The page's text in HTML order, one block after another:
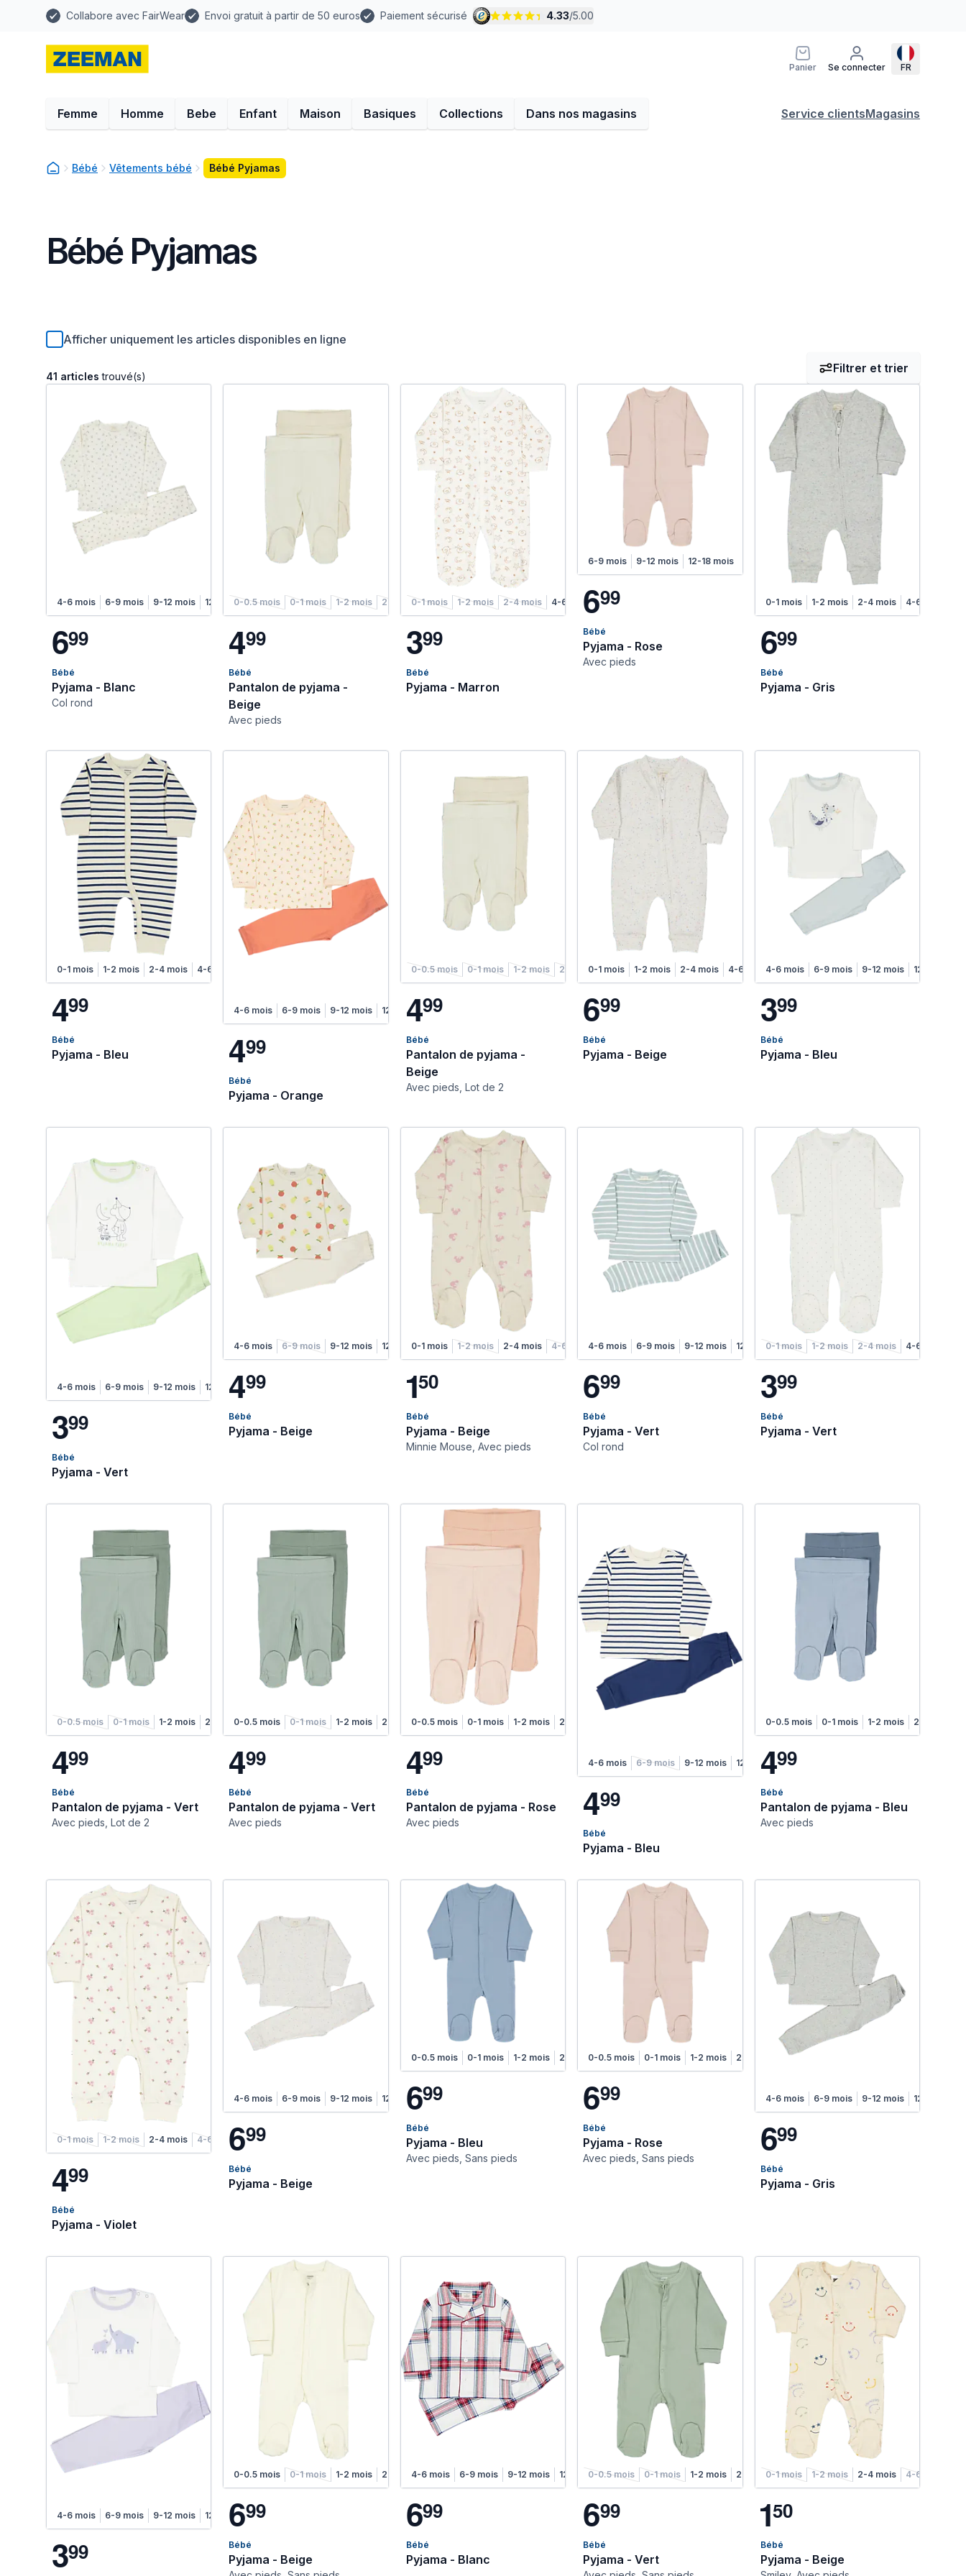
Collabore avec FairWear Envoi gratuit à partir de 50 euros Paiement sécurisé 4.33/5.00
Panier Se connecter FR
Femme Homme Bebe Enfant Maison Basiques Collections Dans nos magasins Service clientsMagasins
Bébé Vêtements bébé Bébé Pyjamas
Bébé Pyjamas
Afficher uniquement les articles disponibles en ligne
41 articles trouvé(s)
Filtrer et trier
4-6 mois 6-9 mois 9-12 mois 12-18 mois
699
Bébé
Pyjama - Blanc
Col rond
0-0.5 mois 0-1 mois 1-2 mois 2-4 mois 4-6 mois
499
Bébé
Pantalon de pyjama -
Beige
Avec pieds
0-1 mois 1-2 mois 2-4 mois 4-6 mois
399
Bébé
Pyjama - Marron
6-9 mois 9-12 mois 12-18 mois
699
Bébé
Pyjama - Rose
Avec pieds
0-1 mois 1-2 mois 2-4 mois 4-6 mois
699
Bébé
Pyjama - Gris
0-1 mois 1-2 mois 2-4 mois 4-6 mois
499
Bébé
Pyjama - Bleu
4-6 mois 6-9 mois 9-12 mois 12-18 mois
499
Bébé
Pyjama - Orange
0-0.5 mois 0-1 mois 1-2 mois 2-4 mois 4-6 mois
499
Bébé
Pantalon de pyjama -
Beige
Avec pieds, Lot de 2
0-1 mois 1-2 mois 2-4 mois 4-6 mois
699
Bébé
Pyjama - Beige
4-6 mois 6-9 mois 9-12 mois 12-18 mois
399
Bébé
Pyjama - Bleu
4-6 mois 6-9 mois 9-12 mois 12-18 mois
399
Bébé
Pyjama - Vert
4-6 mois 6-9 mois 9-12 mois 12-18 mois
499
Bébé
Pyjama - Beige
0-1 mois 1-2 mois 2-4 mois 4-6 mois
150
Bébé
Pyjama - Beige
Minnie Mouse, Avec pieds
4-6 mois 6-9 mois 9-12 mois 12-18 mois
699
Bébé
Pyjama - Vert
Col rond
0-1 mois 1-2 mois 2-4 mois 4-6 mois
399
Bébé
Pyjama - Vert
0-0.5 mois 0-1 mois 1-2 mois 2-4 mois 4-6 mois
499
Bébé
Pantalon de pyjama - Vert
Avec pieds, Lot de 2
0-0.5 mois 0-1 mois 1-2 mois 2-4 mois 4-6 mois
499
Bébé
Pantalon de pyjama - Vert
Avec pieds
0-0.5 mois 0-1 mois 1-2 mois 2-4 mois
499
Bébé
Pantalon de pyjama - Rose
Avec pieds
4-6 mois 6-9 mois 9-12 mois 12-18 mois
499
Bébé
Pyjama - Bleu
0-0.5 mois 0-1 mois 1-2 mois 2-4 mois
499
Bébé
Pantalon de pyjama - Bleu
Avec pieds
0-1 mois 1-2 mois 2-4 mois 4-6 mois
499
Bébé
Pyjama - Violet
4-6 mois 6-9 mois 9-12 mois 12-18 mois
699
Bébé
Pyjama - Beige
0-0.5 mois 0-1 mois 1-2 mois 2-4 mois 4-6 mois
699
Bébé
Pyjama - Bleu
Avec pieds, Sans pieds
0-0.5 mois 0-1 mois 1-2 mois 2-4 mois 4-6 mois
699
Bébé
Pyjama - Rose
Avec pieds, Sans pieds
4-6 mois 6-9 mois 9-12 mois 12-18 mois
699
Bébé
Pyjama - Gris
4-6 mois 6-9 mois 9-12 mois 12-18 mois
399
0-0.5 mois 0-1 mois 1-2 mois 2-4 mois 4-6 mois
699
Bébé
Pyjama - Beige
4-6 mois 6-9 mois 9-12 mois 12-18 mois
699
Bébé
Pyjama - Blanc
0-0.5 mois 0-1 mois 1-2 mois 2-4 mois 4-6 mois
699
Bébé
Pyjama - Vert
0-1 mois 1-2 mois 2-4 mois 4-6 mois
150
Bébé
Pyjama - Beige